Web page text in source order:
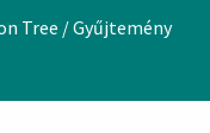
Tree / Gyűjtemény